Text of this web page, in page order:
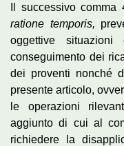
Il successivo comma
ratione temporis,
oggettive
conseguimento dei
dei proventi nonché
presente articolo,
le operazioni
aggiunto di cui al
richiedere la